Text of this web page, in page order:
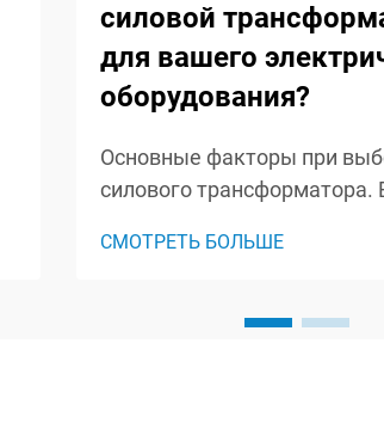
силовой
для вашего
оборудования?
Основные факторы при
силового трансформатора.
трансформатора — это
эффективность, надежность
СМОТРЕТЬ БОЛЬШЕ